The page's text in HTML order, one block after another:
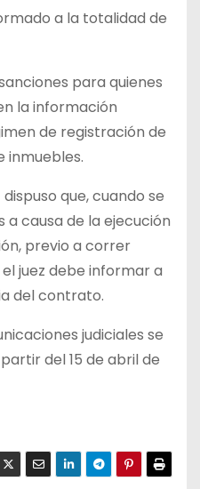
a la totalidad de
para quienes
la información
de registración de
inmuebles.
dispuso que, cuando se
a causa de la ejecución
previo a correr
juez debe informar a
del contrato.
judiciales se
del 15 de abril de